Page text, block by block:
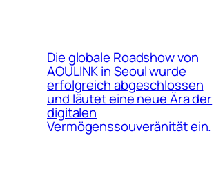
Die globale Roadshow von
AOULINK in Seoul wurde
erfolgreich abgeschlossen
und läutet eine neue Ära der
digitalen
Vermögenssouveränität ein.